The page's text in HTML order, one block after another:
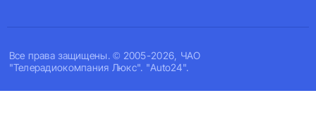
Все права защищены. © 2005-2026, ЧАО
"Телерадиокомпания Люкс". "Auto24".